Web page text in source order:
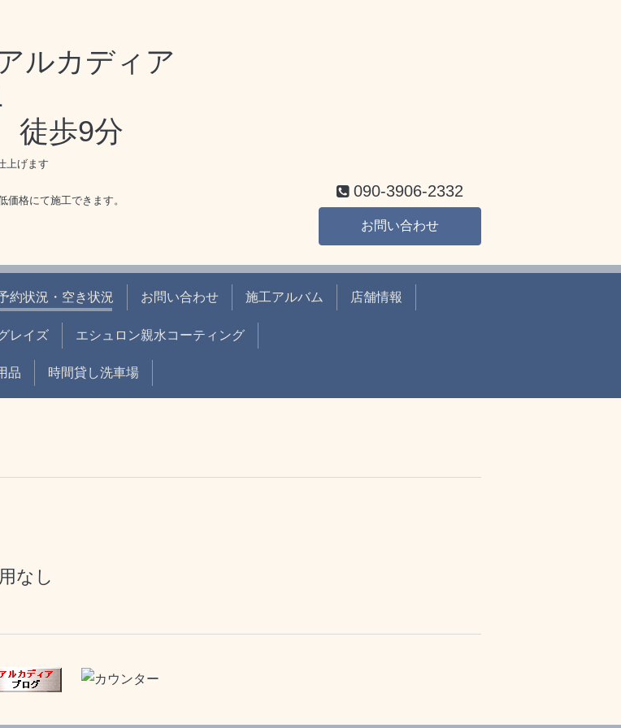
ルカディア
徒歩9分
上げます
格にて施工できます。
090-3906-2332
お問い合わせ
約状況・空き状況 お問い合わせ 施工アルバム 店舗情報
レイズ エシュロン親水コーティング
品 時間貸し洗車場
なし